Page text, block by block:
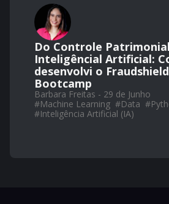
Do Controle
Inteligêncial Artificial:
desenvolvi o
Bootcamp
Barbara Freitas - 29 de Junho
#Machine Learning #Data #
#Inteligência Artificial (IA)